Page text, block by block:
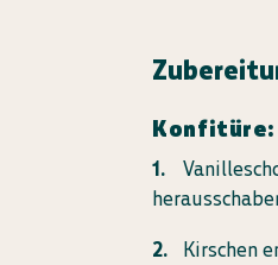
Konfitüre:
Kirschen